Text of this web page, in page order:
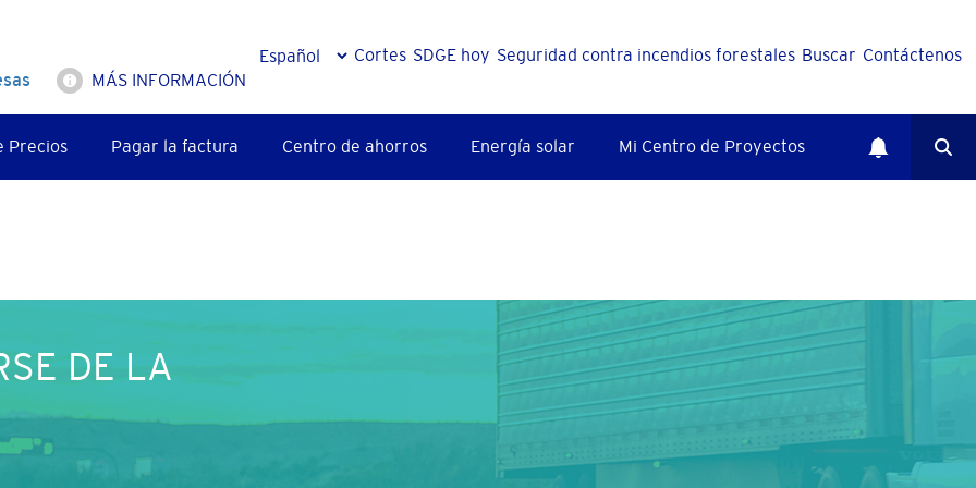
MÁS INFORMACIÓN
Cortes SDGE hoy Seguridad contra incendios forestales Buscar Contáctenos
Precios Pagar la factura Centro de ahorros Energía solar Mi Centro de Proyectos
DE LA